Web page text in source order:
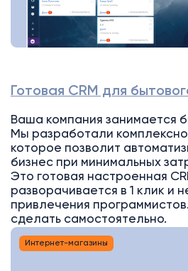
Готовая CRM для
Ваша компания занимается
Мы разработали
которое позволит
бизнес при минимальных
Это готовая настроенная
разворачивается в 1 клик и
привлечения
сделать самостоятельно.
Интернет-магазины